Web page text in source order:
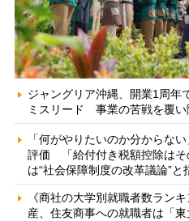
ジャングリア沖縄、開業1周年
ミスリード 事業の苦戦を覆い
「何がやりたいのか分からな
評価 「給付付き税額控除はそ
は“社会保障制度の改革議論”と
《商社の大学別就職者数ラン
産、住友商事への就職者は「